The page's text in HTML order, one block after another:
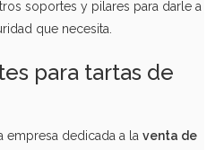
soportes y pilares para darle a
que necesita.
para tartas de
empresa dedicada a laventa de